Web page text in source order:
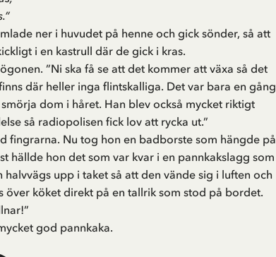
ner i huvudet på henne och gick sönder, så att
i en kastrull där de gick i kras.
”Ni ska få se att det kommer att växa så det
där heller inga flintskalliga. Det var bara en gång
dom i håret. Han blev också mycket riktigt
så radiopolisen fick lov att rycka ut.”
fingrarna. Nu tog hon en badborste som hängde på
hällde hon det som var kvar i en pannkakslagg som
upp i taket så att den vände sig i luften och
köket direkt på en tallrik som stod på bordet.
god pannkaka.